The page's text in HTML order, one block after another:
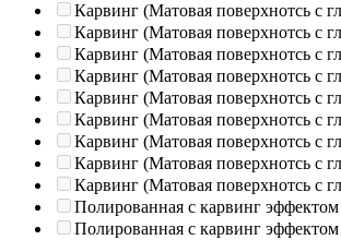
Карвинг (Матовая поверхнотсь с
Карвинг (Матовая поверхнотсь с
Карвинг (Матовая поверхнотсь с
Карвинг (Матовая поверхнотсь с
Карвинг (Матовая поверхнотсь с
Карвинг (Матовая поверхнотсь с
Карвинг (Матовая поверхнотсь с
Карвинг (Матовая поверхнотсь с
Карвинг (Матовая поверхнотсь с
Полированная c карвинг эффектом
Полированная c карвинг эффектом